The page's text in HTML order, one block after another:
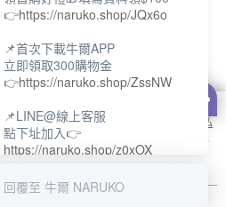
網站使用 cookie 方式之詳情，及若您不希
電腦的 cookie 設定，請參閱本網站「
隱私
用本網站即表示您同意本公司得按本網站使
👉https://naruko.shop/JQx6o
📌首次下載牛爾APP
立即領取300購物金
👉https://naruko.shop/ZssNW
📌LINE@線上客服
點下址加入👉
https://naruko.shop/z0xOX
📌電話客服：02-26581707
回覆至 牛爾 NARUKO